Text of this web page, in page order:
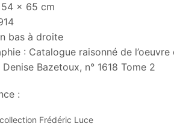
54 x 65 cm
bas à droite
: Catalogue raisonné de
Bazetoux, n° 1618 Tome 2
:
Frédéric Luce